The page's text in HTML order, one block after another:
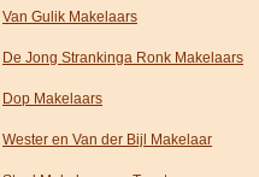
Van Gulik Makelaars
De Jong Strankinga Ronk Makelaars
Dop Makelaars
Wester en Van der Bijl Makelaar